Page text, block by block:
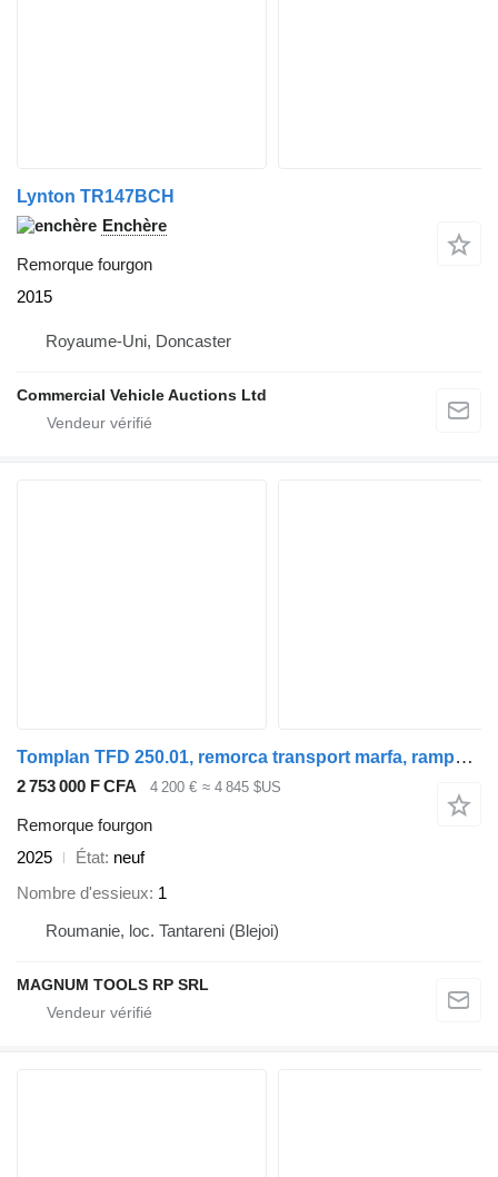
Lynton TR147BCH
Enchère
Remorque fourgon
2015
Royaume-Uni, Doncaster
Commercial Vehicle Auctions Ltd
Tomplan TFD 250.01, remorca transport marfa, rampa spate
2 753 000 F CFA 4 200 € ≈ 4 845 $US
Remorque fourgon
2025
État neuf
Nombre d'essieux 1
Roumanie, loc. Tantareni (Blejoi)
MAGNUM TOOLS RP SRL